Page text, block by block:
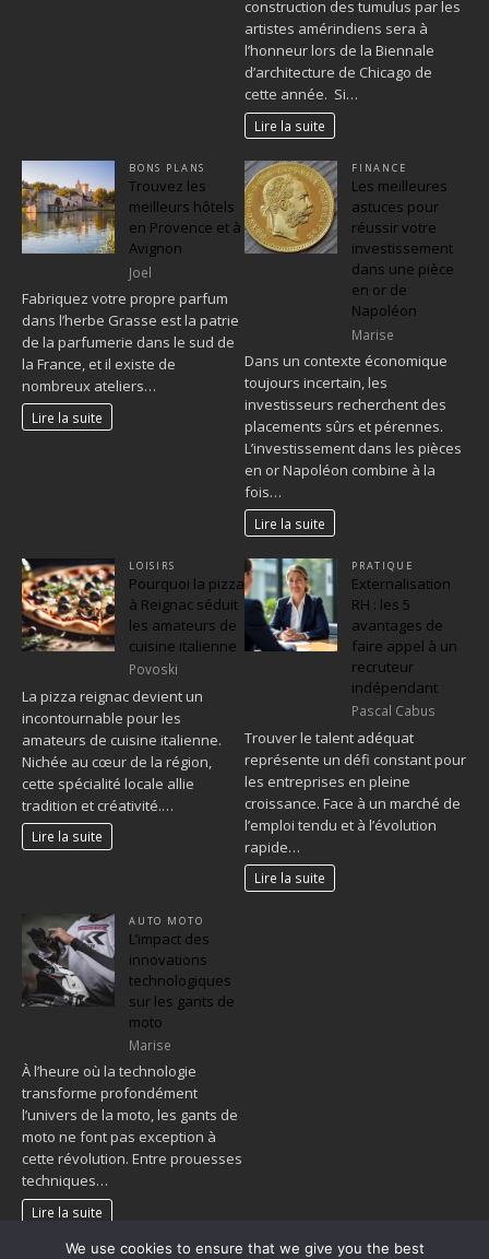
construction des tumulus par les
artistes amérindiens sera à
l’honneur lors de la Biennale
d’architecture de Chicago de
cette année. Si…
Lire la suite
BONS PLANS
Trouvez les
meilleurs hôtels
en Provence et à
Avignon
Joel
Fabriquez votre propre parfum
dans l’herbe Grasse est la patrie
de la parfumerie dans le sud de
la France, et il existe de
nombreux ateliers…
Lire la suite
FINANCE
Les meilleures
astuces pour
réussir votre
investissement
dans une pièce
en or de
Napoléon
Marise
Dans un contexte économique
toujours incertain, les
investisseurs recherchent des
placements sûrs et pérennes.
L’investissement dans les pièces
en or Napoléon combine à la
fois…
Lire la suite
LOISIRS
Pourquoi la pizza
à Reignac séduit
les amateurs de
cuisine italienne
Povoski
La pizza reignac devient un
incontournable pour les
amateurs de cuisine italienne.
Nichée au cœur de la région,
cette spécialité locale allie
tradition et créativité.…
Lire la suite
PRATIQUE
Externalisation
RH : les 5
avantages de
faire appel à un
recruteur
indépendant
Pascal Cabus
Trouver le talent adéquat
représente un défi constant pour
les entreprises en pleine
croissance. Face à un marché de
l’emploi tendu et à l’évolution
rapide…
Lire la suite
AUTO MOTO
L’impact des
innovations
technologiques
sur les gants de
moto
Marise
À l’heure où la technologie
transforme profondément
l’univers de la moto, les gants de
moto ne font pas exception à
cette révolution. Entre prouesses
techniques…
Lire la suite
We use cookies to ensure that we give you the best